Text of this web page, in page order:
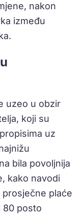
nakon
između
uzeo u obzir
koji su
uz
bila povoljnija
kako navodi
prosječne plaće
80 posto